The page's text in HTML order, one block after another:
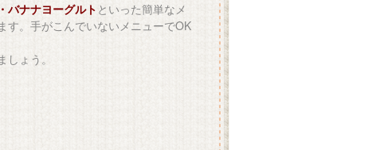
バナナヨーグルト といった簡単なメ
す。手がこんでいないメニューでOK
ょう。